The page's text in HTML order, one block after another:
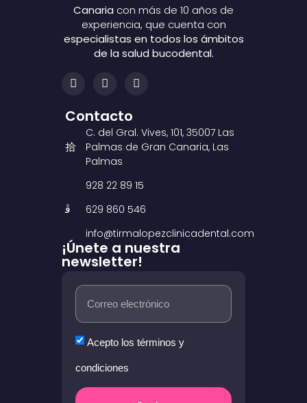
Canaria con más de 10 años de
experiencia, que cuenta con
especialistas en todos los ámbitos
de la salud bucodental.
Contacto
C. del Gral. Vives, 101, 35007 Las
Palmas de Gran Canaria, Las
Palmas
928 22 89 15
629 860 546
info@tirmalopezclinicadental.com
¡Únete a nuestra
newsletter!
Acepto los términos y
condiciones